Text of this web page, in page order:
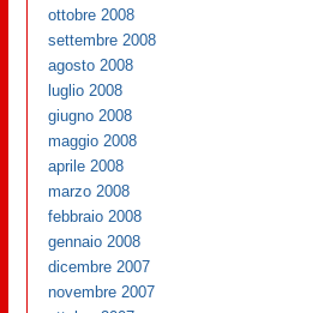
ottobre 2008
settembre 2008
agosto 2008
luglio 2008
giugno 2008
maggio 2008
aprile 2008
marzo 2008
febbraio 2008
gennaio 2008
dicembre 2007
novembre 2007